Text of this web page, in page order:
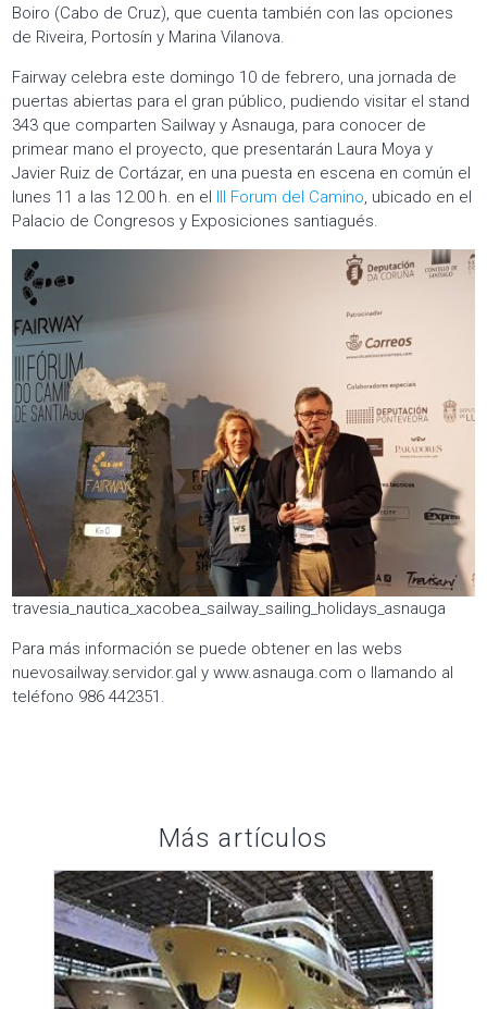
Boiro (Cabo de Cruz), que cuenta también con las opciones
de Riveira, Portosín y Marina Vilanova.
Fairway celebra este domingo 10 de febrero, una jornada de
puertas abiertas para el gran público, pudiendo visitar el stand
343 que comparten Sailway y Asnauga, para conocer de
primear mano el proyecto, que presentarán Laura Moya y
Javier Ruiz de Cortázar, en una puesta en escena en común el
lunes 11 a las 12.00 h. en el III Forum del Camino, ubicado en el
Palacio de Congresos y Exposiciones santiagués.
travesia_nautica_xacobea_sailway_sailing_holidays_asnauga
Para más información se puede obtener en las webs
nuevosailway.servidor.gal y www.asnauga.com o llamando al
teléfono 986 442351.
Más artículos